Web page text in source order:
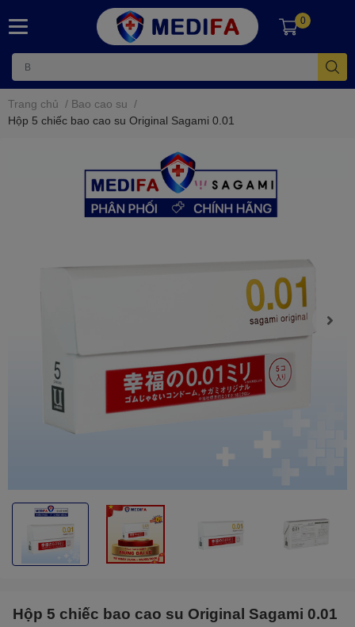
0
Trang chủ / Bao cao su /
Hộp 5 chiếc bao cao su Original Sagami 0.01
Hộp 5 chiếc bao cao su Original Sagami 0.01